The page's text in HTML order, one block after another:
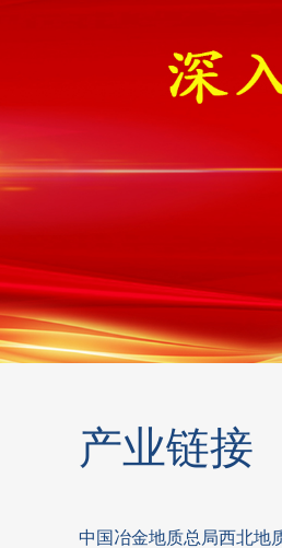
产业链接
中国冶金地质总局西北地